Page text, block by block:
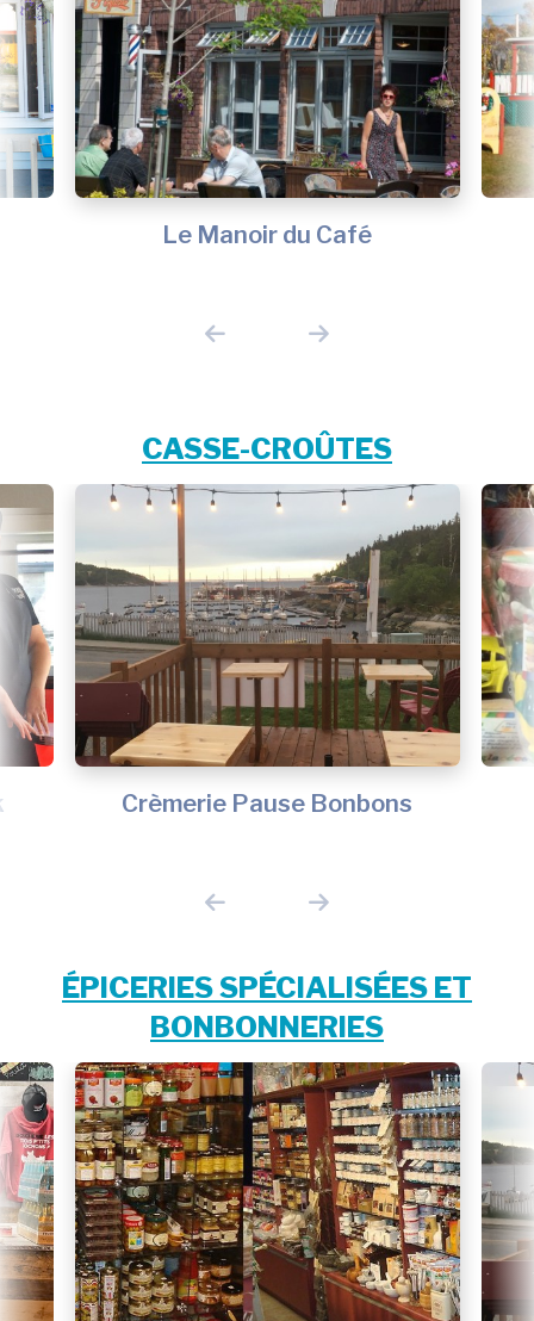
Le Manoir du Café
CASSE-CROÛTES
Crèmerie Pause Bonbons
ÉPICERIES SPÉCIALISÉES ET
BONBONNERIES